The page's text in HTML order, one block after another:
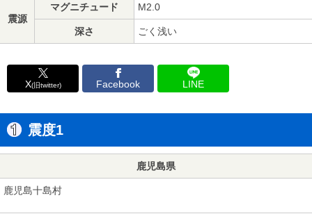
震源
マグニチュード M2.0
深さ ごく浅い
X(旧twitter) Facebook LINE
震度1
鹿児島県
鹿児島十島村